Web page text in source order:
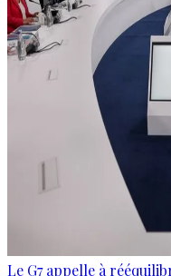
Le G7 appelle à